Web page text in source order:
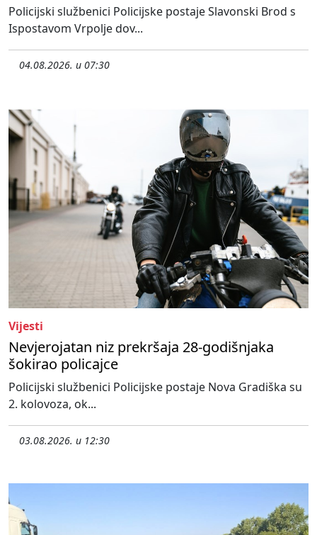
Policijski službenici Policijske postaje Slavonski Brod s
Ispostavom Vrpolje dov...
04.08.2026. u 07:30
Vijesti
Nevjerojatan niz prekršaja 28-godišnjaka
šokirao policajce
Policijski službenici Policijske postaje Nova Gradiška su
2. kolovoza, ok...
03.08.2026. u 12:30